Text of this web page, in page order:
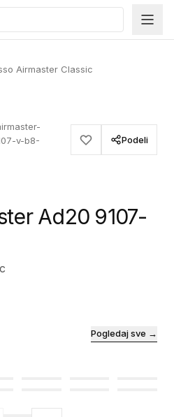
Airmaster Classic
v-b8-
Podeli
Ad20 9107-
Pogledaj sve →